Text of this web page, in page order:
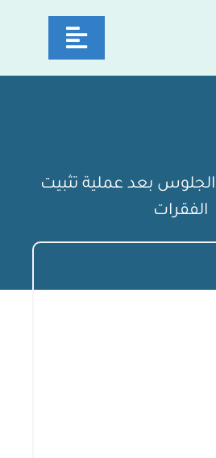
Toggle
بعد عملية تثبيت
الفقرات